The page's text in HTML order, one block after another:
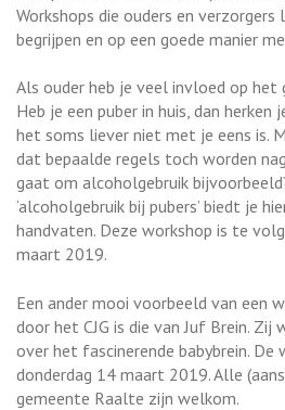
Workshops die ouders en
begrijpen en op een goede manier
Als ouder heb je veel invloed op het
Heb je een puber in huis, dan
het soms liever niet met je eens is.
dat bepaalde regels toch worden
gaat om alcoholgebruik
‘alcoholgebruik bij pubers’ biedt je
handvaten. Deze workshop is te
maart 2019.
Een ander mooi voorbeeld van een
door het CJG is die van Juf Brein.
over het fascinerende babybrein.
donderdag 14 maart 2019. Alle
gemeente Raalte zijn welkom.